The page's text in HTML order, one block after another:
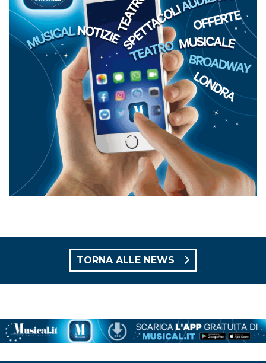
TORNA ALLE NEWS